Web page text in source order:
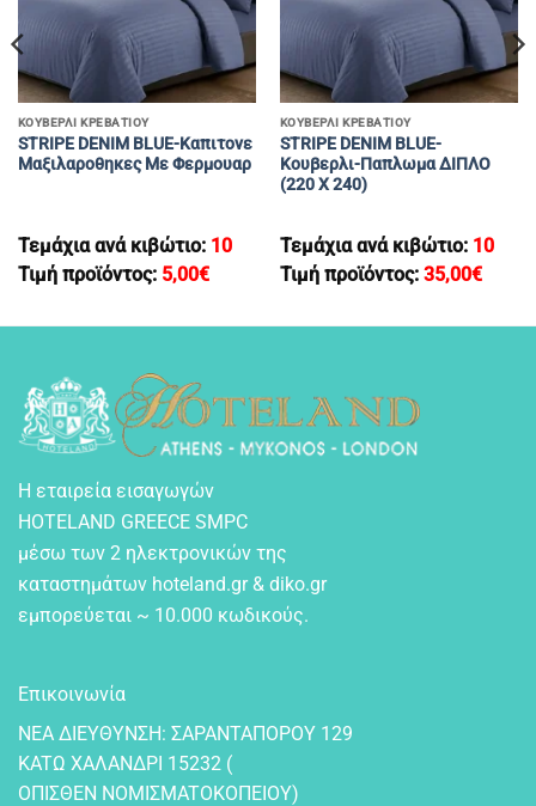
ΚΟΥΒΕΡΛΙ ΚΡΕΒΑΤΙΟΥ
STRIPE DENIM BLUE-Καπιτονε
Μαξιλαροθηκες Με Φερμουαρ
Τεμάχια ανά κιβώτιο: 10
Τιμή προϊόντος: 5,00€
ΚΟΥΒΕΡΛΙ ΚΡΕΒΑΤΙΟΥ
STRIPE DENIM BLUE-
Κουβερλι-Παπλωμα ΔΙΠΛΟ
(220 Χ 240)
Τεμάχια ανά κιβώτιο: 10
Τιμή προϊόντος: 35,00€
Η εταιρεία εισαγωγών
HOTELAND GREECE SMPC
μέσω των 2 ηλεκτρονικών της
καταστημάτων hoteland.gr & diko.gr
εμπορεύεται ~ 10.000 κωδικούς.
Επικοινωνία
NEA ΔIEYΘYNΣH: ΣAPANTAΠOPOY 129
KATΩ XAΛANΔPI 15232 (
OΠIΣΘEN NOMIΣMATOKOΠEIOY)